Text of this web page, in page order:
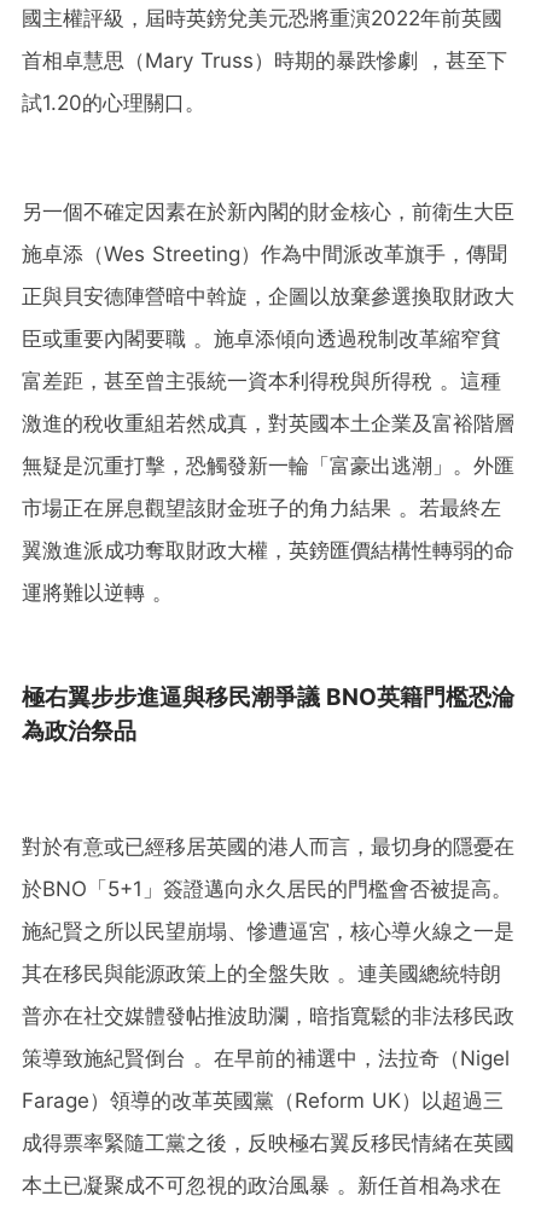
國主權評級，屆時英鎊兌美元恐將重演2022年前英國
首相卓慧思（Mary Truss）時期的暴跌慘劇 ，甚至下
試1.20的心理關口。
另一個不確定因素在於新內閣的財金核心，前衛生大臣
施卓添（Wes Streeting）作為中間派改革旗手，傳聞
正與貝安德陣營暗中斡旋，企圖以放棄參選換取財政大
臣或重要內閣要職 。施卓添傾向透過稅制改革縮窄貧
富差距，甚至曾主張統一資本利得稅與所得稅 。這種
激進的稅收重組若然成真，對英國本土企業及富裕階層
無疑是沉重打擊，恐觸發新一輪「富豪出逃潮」。外匯
市場正在屏息觀望該財金班子的角力結果 。若最終左
翼激進派成功奪取財政大權，英鎊匯價結構性轉弱的命
運將難以逆轉 。
極右翼步步進逼與移民潮爭議 BNO英籍門檻恐淪
為政治祭品
對於有意或已經移居英國的港人而言，最切身的隱憂在
於BNO「5+1」簽證邁向永久居民的門檻會否被提高。
施紀賢之所以民望崩塌、慘遭逼宮，核心導火線之一是
其在移民與能源政策上的全盤失敗 。連美國總統特朗
普亦在社交媒體發帖推波助瀾，暗指寬鬆的非法移民政
策導致施紀賢倒台 。在早前的補選中，法拉奇（Nigel
Farage）領導的改革英國黨（Reform UK）以超過三
成得票率緊隨工黨之後，反映極右翼反移民情緒在英國
本土已凝聚成不可忽視的政治風暴 。新任首相為求在